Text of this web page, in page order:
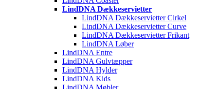
LindDNA Dækkeservietter
LindDNA Dækkeservietter Cirkel
LindDNA Dækkeservietter Curve
LindDNA Dækkeservietter Frikant
LindDNA Løber
LindDNA Entre
LindDNA Gulvtæpper
LindDNA Hylder
LindDNA Kids
LindDNA Møbler